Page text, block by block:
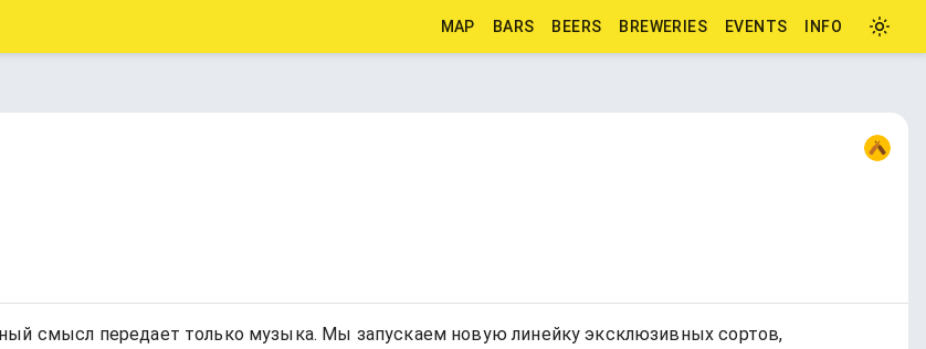
MAP BARS BEERS BREWERIES EVENTS INFO
смысл передает только музыка. Мы запускаем новую линейку эксклюзивных сортов,